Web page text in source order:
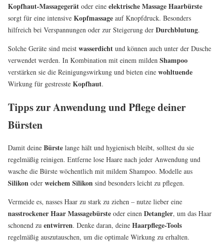
Kopfhaut-Massagegerät oder eine elektrische Massage Haarbürste
sorgt für eine intensive Kopfmassage auf Knopfdruck. Besonders
hilfreich bei Verspannungen oder zur Steigerung der Durchblutung.
Solche Geräte sind meist wasserdicht und können auch unter der Dusche
verwendet werden. In Kombination mit einem milden Shampoo
verstärken sie die Reinigungswirkung und bieten eine wohltuende
Wirkung für gestresste Kopfhaut.
Tipps zur Anwendung und Pflege deiner
Bürsten
Damit deine Bürste lange hält und hygienisch bleibt, solltest du sie
regelmäßig reinigen. Entferne lose Haare nach jeder Anwendung und
wasche die Bürste wöchentlich mit mildem Shampoo. Modelle aus
Silikon oder weichem Silikon sind besonders leicht zu pflegen.
Vermeide es, nasses Haar zu stark zu ziehen – nutze lieber eine
nasstrockener Haar Massagebürste oder einen Detangler, um das Haar
schonend zu entwirren. Denke daran, deine Haarpflege-Tools
regelmäßig auszutauschen, um die optimale Wirkung zu erhalten.